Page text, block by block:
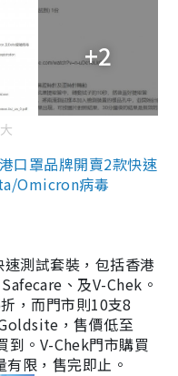
+2
口罩品牌開賣2款快速
Omicron病毒
測試套裝，包括香港
、及V-Chek。
，而門市則10支8
，售價低至
到。V-Chek門市購買
限，售完即止。